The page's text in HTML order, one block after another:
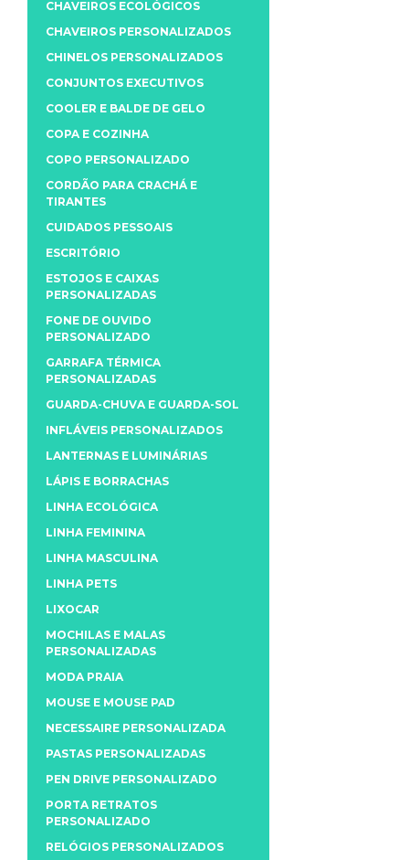
CHAVEIROS ECOLÓGICOS
CHAVEIROS PERSONALIZADOS
CHINELOS PERSONALIZADOS
CONJUNTOS EXECUTIVOS
COOLER E BALDE DE GELO
COPA E COZINHA
COPO PERSONALIZADO
CORDÃO PARA CRACHÁ E
TIRANTES
CUIDADOS PESSOAIS
ESCRITÓRIO
ESTOJOS E CAIXAS
PERSONALIZADAS
FONE DE OUVIDO
PERSONALIZADO
GARRAFA TÉRMICA
PERSONALIZADAS
GUARDA-CHUVA E GUARDA-SOL
INFLÁVEIS PERSONALIZADOS
LANTERNAS E LUMINÁRIAS
LÁPIS E BORRACHAS
LINHA ECOLÓGICA
LINHA FEMININA
LINHA MASCULINA
LINHA PETS
LIXOCAR
MOCHILAS E MALAS
PERSONALIZADAS
MODA PRAIA
MOUSE E MOUSE PAD
NECESSAIRE PERSONALIZADA
PASTAS PERSONALIZADAS
PEN DRIVE PERSONALIZADO
PORTA RETRATOS
PERSONALIZADO
RELÓGIOS PERSONALIZADOS